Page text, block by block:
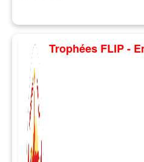
Trophées FLIP -